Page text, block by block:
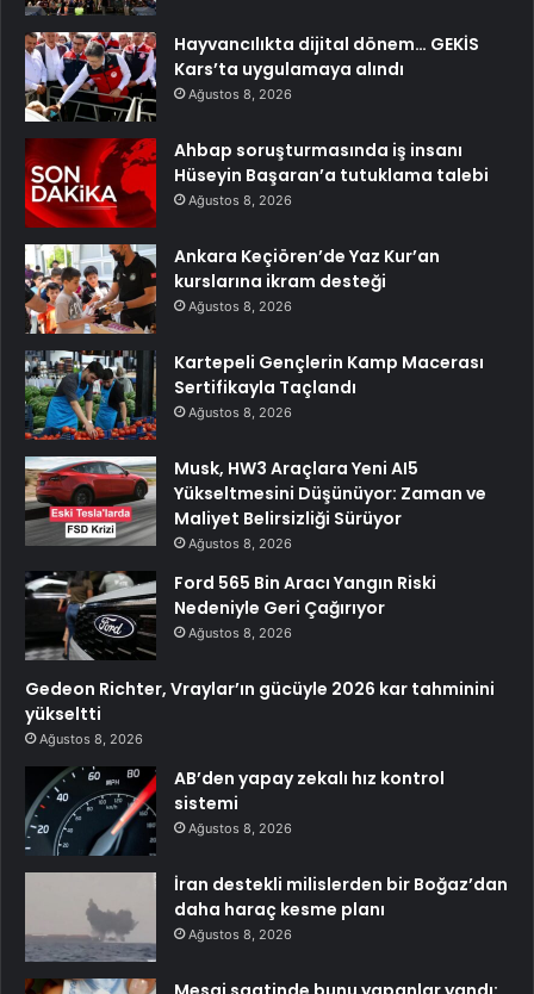
Hayvancılıkta dijital dönem… GEKİS
Kars’ta uygulamaya alındı
Ağustos 8, 2026
Ahbap soruşturmasında iş insanı
Hüseyin Başaran’a tutuklama talebi
Ağustos 8, 2026
Ankara Keçiören’de Yaz Kur’an
kurslarına ikram desteği
Ağustos 8, 2026
Kartepeli Gençlerin Kamp Macerası
Sertifikayla Taçlandı
Ağustos 8, 2026
Musk, HW3 Araçlara Yeni AI5
Yükseltmesini Düşünüyor: Zaman ve
Maliyet Belirsizliği Sürüyor
Ağustos 8, 2026
Ford 565 Bin Aracı Yangın Riski
Nedeniyle Geri Çağırıyor
Ağustos 8, 2026
Gedeon Richter, Vraylar’ın gücüyle 2026 kar tahminini
yükseltti
Ağustos 8, 2026
AB’den yapay zekalı hız kontrol
sistemi
Ağustos 8, 2026
İran destekli milislerden bir Boğaz’dan
daha haraç kesme planı
Ağustos 8, 2026